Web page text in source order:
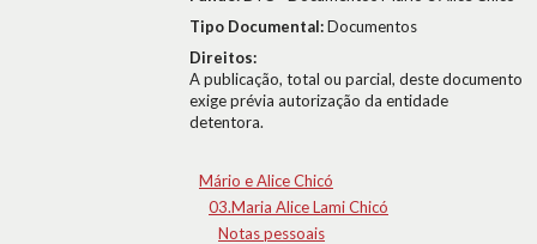
Tipo Documental:Documentos
Direitos:
A publicação, total ou parcial, deste documento
exige prévia autorização da entidade
detentora.
Mário e Alice Chicó
03.Maria Alice Lami Chicó
Notas pessoais